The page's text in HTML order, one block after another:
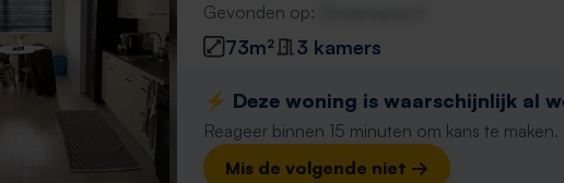
Gevonden op:
73m² 3 kamers
⚡️ Deze woning is waarschijnlijk al
Reageer binnen 15 minuten om kans te
Mis de volgende niet →